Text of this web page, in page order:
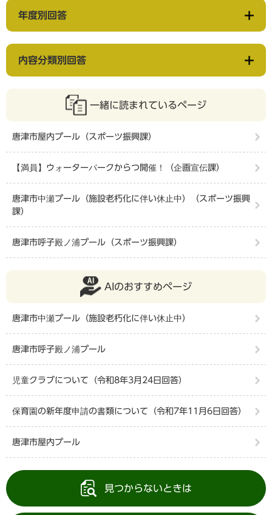
年度別回答
内容分類別回答
一緒に読まれているページ
唐津市屋内プール（スポーツ振興課）
【満員】ウォーターパークからつ開催！（企画宣伝課）
唐津市中瀬プール（施設老朽化に伴い休止中）（スポーツ振興
課）
唐津市呼子殿ノ浦プール（スポーツ振興課）
AIのおすすめページ
唐津市中瀬プール（施設老朽化に伴い休止中）
唐津市呼子殿ノ浦プール
児童クラブについて（令和8年3月24日回答）
保育園の新年度申請の書類について（令和7年11月6日回答）
唐津市屋内プール
見つからないときは